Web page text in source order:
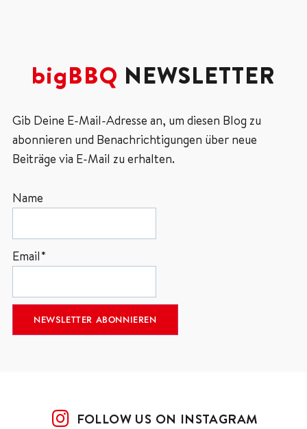
bigBBQ NEWSLETTER
Gib Deine E-Mail-Adresse an, um diesen Blog zu
abonnieren und Benachrichtigungen über neue
Beiträge via E-Mail zu erhalten.
Name
Email*
FOLLOW US ON INSTAGRAM